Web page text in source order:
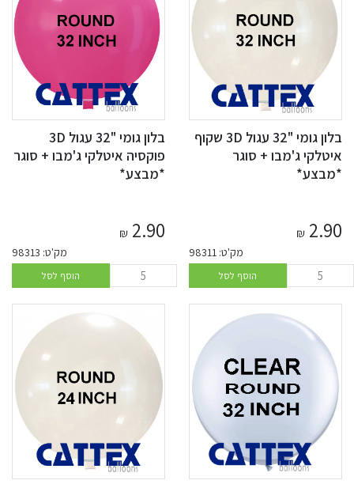
בלון גומי "32 עגול 3D שקוף
איטלקי ג'מבו + סוגר
*מבצע*
2.90
₪
מק'ט: 98311
הוסף לסל
בלון גומי "32 עגול 3D
פוקסיה איטלקי ג'מבו + סוגר
*מבצע*
2.90
₪
מק'ט: 98313
הוסף לסל